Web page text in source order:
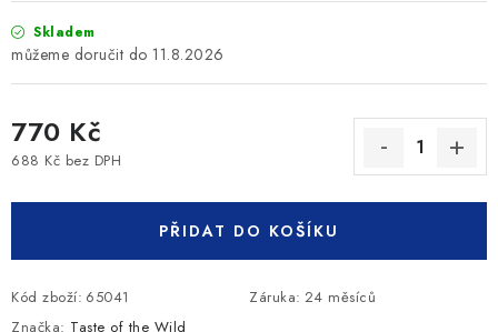
Skladem
11.8.2026
770 Kč
688 Kč bez DPH
PŘIDAT DO KOŠÍKU
Kód zboží: 65041 Záruka: 24 měsíců
Značka: Taste of the Wild